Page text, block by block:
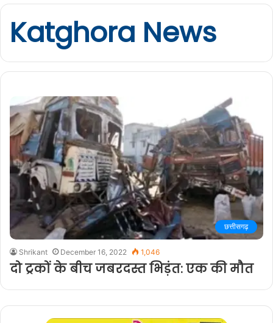
Katghora News
छत्तीसगढ़
Shrikant December 16, 2022 1,046
दो ट्रकों के बीच जबरदस्त भिड़ंत: एक की मौत